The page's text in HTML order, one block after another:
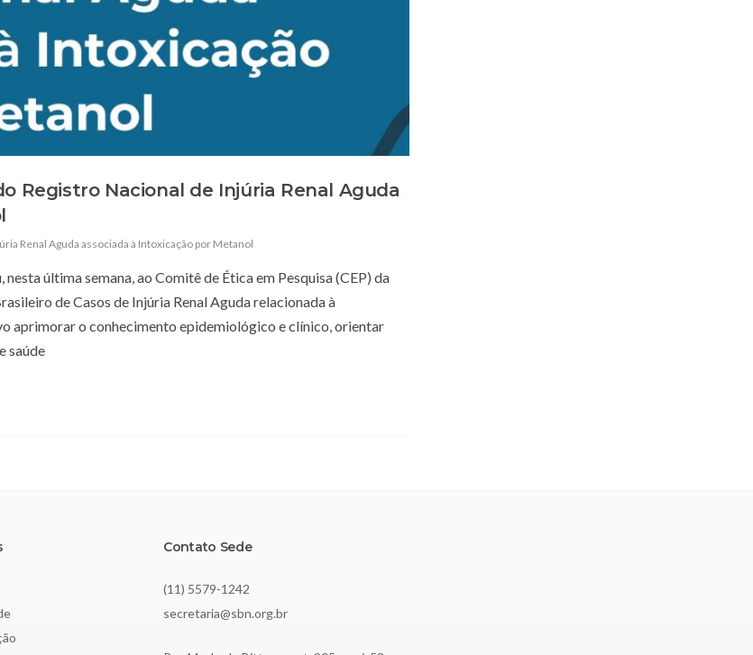
Registro Nacional de Injúria Renal Aguda
Renal Aguda associada à Intoxicação por Metanol
última semana, ao Comitê de Ética em Pesquisa (CEP) da
de Casos de Injúria Renal Aguda relacionada à
aprimorar o conhecimento epidemiológico e clínico, orientar
saúde
Contato Sede
(11) 5579-1242
secretaria@sbn.org.br